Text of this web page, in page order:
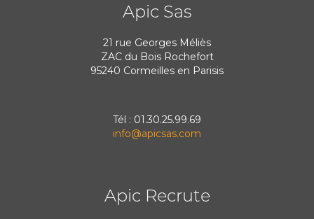
Apic Sas
21 rue Georges Méliès
ZAC du Bois Rochefort
95240 Cormeilles en Parisis
Tél : 01.30.25.99.69
info@apicsas.com
Apic Recrute